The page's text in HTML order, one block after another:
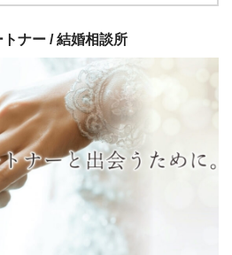
ナー / 結婚相談所